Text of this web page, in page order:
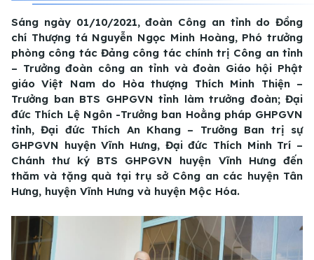
Sáng ngày 01/10/2021, đoàn Công an tỉnh do Đồng
chí Thượng tá Nguyễn Ngọc Minh Hoàng, Phó trưởng
phòng công tác Đảng công tác chính trị Công an tỉnh
– Trưởng đoàn công an tỉnh và đoàn Giáo hội Phật
giáo Việt Nam do Hòa thượng Thích Minh Thiện –
Trưởng ban BTS GHPGVN tỉnh làm trưởng đoàn; Đại
đức Thích Lệ Ngôn -Trưởng ban Hoằng pháp GHPGVN
tỉnh, Đại đức Thích An Khang – Trưởng Ban trị sự
GHPGVN huyện Vĩnh Hưng, Đại đức Thích Minh Trí –
Chánh thư ký BTS GHPGVN huyện Vĩnh Hưng đến
thăm và tặng quà tại trụ sở Công an các huyện Tân
Hưng, huyện Vĩnh Hưng và huyện Mộc Hóa.